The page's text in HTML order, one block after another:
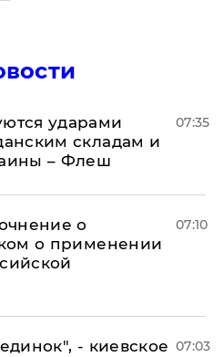
ударами
складам и
– Флеш
07:35
о
о применении
07:10
- киевское 07:03